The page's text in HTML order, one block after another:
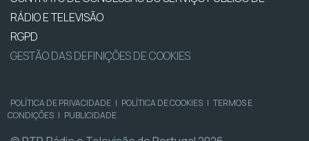
RÁDIO E TELEVISÃO
RGPD
GESTÃO DAS DEFINIÇÕES DE COOKIES
POLÍTICA DE PRIVACIDADE | POLÍTICA DE COOKIES | TERMOS E
CONDIÇÕES | PUBLICIDADE